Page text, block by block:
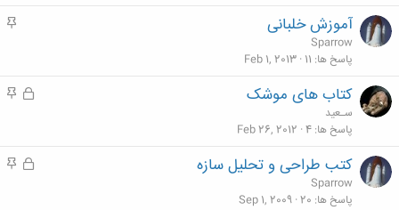
م
آموزش خلبانی
Sparrow
پاسخ ها 11
Feb 1, 2013
ق
د
م
کتاب های موشک
سـعید
پاسخ ها 4
Feb 26, 2012
ق
م
کتب طراحی و تحلیل سازه
Sparrow
پاسخ ها 20
Sep 1, 2009